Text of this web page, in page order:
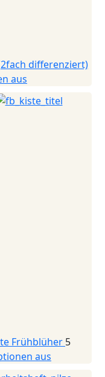
differenziert)
aus
Frühblüher 5
aus